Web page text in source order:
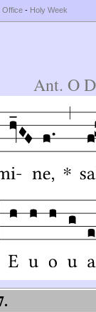
Office - Holy Week
Ant. O